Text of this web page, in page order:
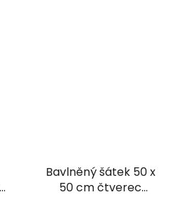
Bavlněný šátek 50 x
50 cm čtverec